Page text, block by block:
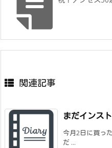
関連記事
まだインス
今月2日に買っ
だ ...